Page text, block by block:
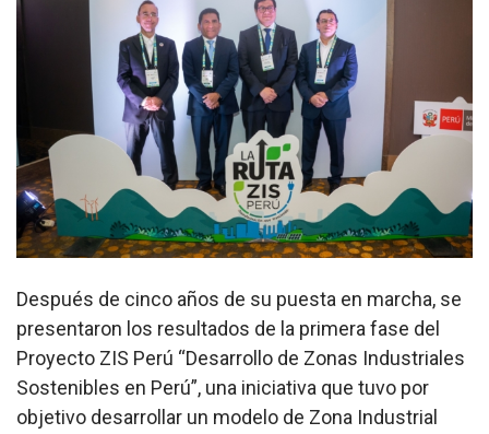
Después de cinco años de su puesta en marcha, se
presentaron los resultados de la primera fase del
Proyecto ZIS Perú “Desarrollo de Zonas Industriales
Sostenibles en Perú”, una iniciativa que tuvo por
objetivo desarrollar un modelo de Zona Industrial